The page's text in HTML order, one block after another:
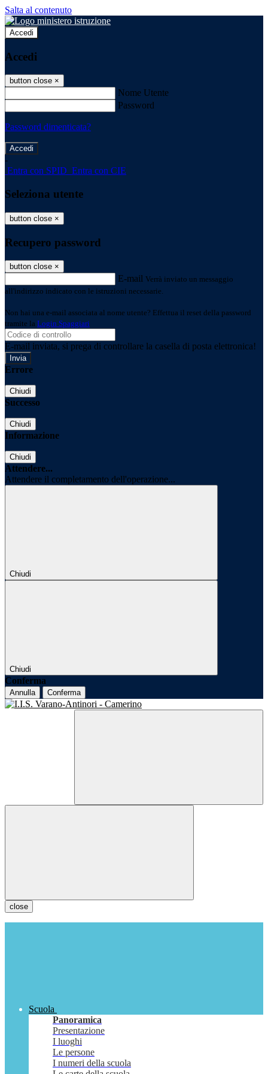
Salta al contenuto
Accedi
Accedi
button close ×
Nome Utente
Password
Password dimenticata?
-
Entra con SPID Entra con CIE
Seleziona utente
button close ×
Recupero password
button close ×
E-mail Verrà inviato un messaggio
all'indirizzo indicato con le istruzioni necessarie.
Non hai una e-mail associata al nome utente? Effettua il reset della password
tramite la Login Spaggiari
E-mail inviata, si prega di controllare la casella di posta elettronica!
Errore
Chiudi
Successo
Chiudi
Informazione
Chiudi
Attendere...
Attendere il completamento dell'operazione...
Chiudi
Chiudi
Conferma
Annulla Conferma
close
Scuola
Panoramica
Presentazione
I luoghi
Le persone
I numeri della scuola